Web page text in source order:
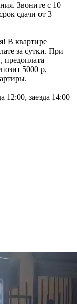
Звоните с 10
сдачи от 3
В квартире
за сутки. При
предоплата
5000 р,
12:00, заезда 14:00